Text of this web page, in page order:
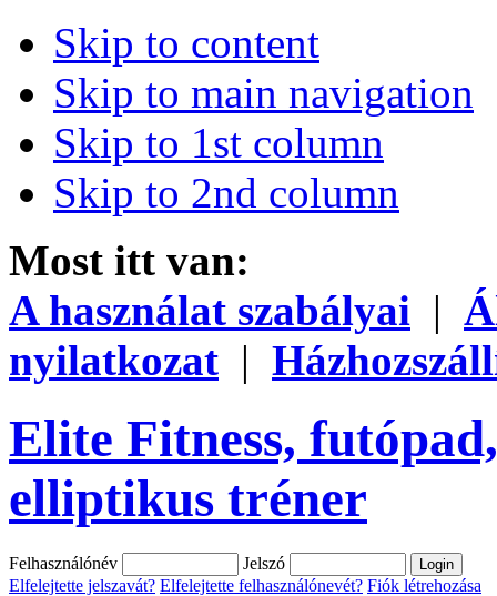
Skip to content
Skip to main navigation
Skip to 1st column
Skip to 2nd column
Most itt van:
A használat szabályai |
nyilatkozat |
Elite Fitness,
elliptikus tréner
Felhasználónév
Jelszó
Elfelejtette jelszavát? Elfelejtette felhasználónevét? Fiók létrehozása